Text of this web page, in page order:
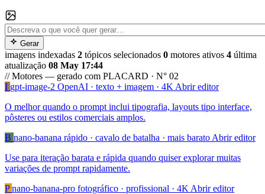
Gerar
imagens indexadas 2 tópicos selecionados 0 motores ativos 4 última
atualização 08 May 17:44
// Motores — gerado com PLACARD · N° 02
I gpt-image-2 OpenAI · texto + imagem · 4K Abrir editor
O melhor quando o prompt inclui tipografia, layouts tipo interface,
pôsteres ou estilos comerciais amplos.
B nano-banana rápido · cavalo de batalha · mais barato Abrir editor
Use para iteração barata e rápida quando quiser explorar muitas
variações de prompt rapidamente.
Pnano-banana-pro fotográfico · profissional · 4K Abrir editor